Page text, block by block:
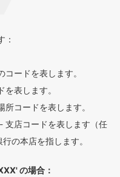
：
コードを表します。
を表します。
所コードを表します。
- 支店コードを表します（任
の本店を指します。
の場合：